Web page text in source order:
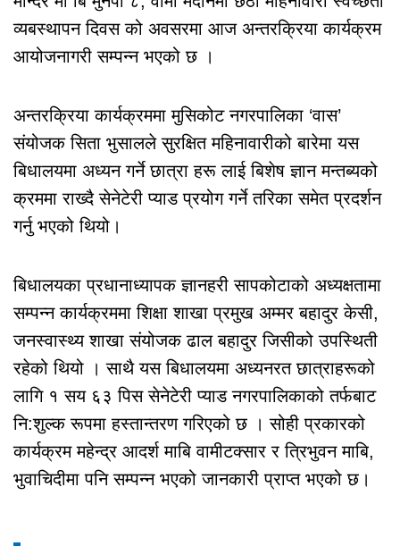
व्यबस्थापन दिवस को अवसरमा आज अन्तरक्रिया कार्यक्रम
आयोजनागरी सम्पन्न भएको छ ।
अन्तरक्रिया कार्यक्रममा मुसिकोट नगरपालिका ‘वास’
संयोजक सिता भुसालले सुरक्षित महिनावारीको बारेमा यस
बिधालयमा अध्यन गर्ने छात्रा हरू लाई बिशेष ज्ञान मन्तब्यको
क्रममा राख्दै सेनेटेरी प्याड प्रयोग गर्ने तरिका समेत प्रदर्शन
गर्नु भएको थियो।
बिधालयका प्रधानाध्यापक ज्ञानहरी सापकोटाको अध्यक्षतामा
सम्पन्न कार्यक्रममा शिक्षा शाखा प्रमुख अम्मर बहादुर केसी,
जनस्वास्थ्य शाखा संयोजक ढाल बहादुर जिसीको उपस्थिती
रहेको थियो । साथै यस बिधालयमा अध्यनरत छात्राहरूको
लागि १ सय ६३ पिस सेनेटेरी प्याड नगरपालिकाको तर्फबाट
नि:शुल्क रूपमा हस्तान्तरण गरिएको छ । सोही प्रकारको
कार्यक्रम महेन्द्र आदर्श माबि वामीटक्सार र त्रिभुवन माबि,
भुवाचिदीमा पनि सम्पन्न भएको जानकारी प्राप्त भएको छ।